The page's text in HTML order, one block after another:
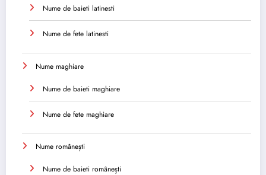
Nume de baieti latinesti
Nume de fete latinesti
Nume maghiare
Nume de baieti maghiare
Nume de fete maghiare
Nume românești
Nume de baieti românești